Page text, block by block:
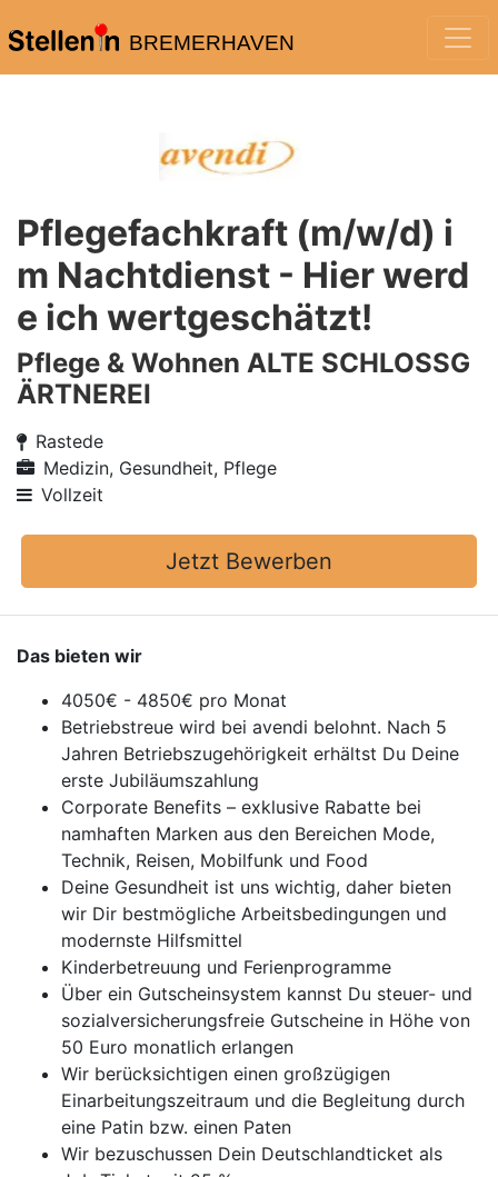
BREMERHAVEN
Pflegefachkraft (m/w/d) i
m Nachtdienst - Hier werd
e ich wertgeschätzt!
Pflege & Wohnen ALTE SCHLOSSG
ÄRTNEREI
Rastede
Medizin, Gesundheit, Pflege
Vollzeit
Jetzt Bewerben
Das bieten wir
4050€ - 4850€ pro Monat
Betriebstreue wird bei avendi belohnt. Nach 5
Jahren Betriebszugehörigkeit erhältst Du Deine
erste Jubiläumszahlung
Corporate Benefits – exklusive Rabatte bei
namhaften Marken aus den Bereichen Mode,
Technik, Reisen, Mobilfunk und Food
Deine Gesundheit ist uns wichtig, daher bieten
wir Dir bestmögliche Arbeitsbedingungen und
modernste Hilfsmittel
Kinderbetreuung und Ferienprogramme
Über ein Gutscheinsystem kannst Du steuer- und
sozialversicherungsfreie Gutscheine in Höhe von
50 Euro monatlich erlangen
Wir berücksichtigen einen großzügigen
Einarbeitungszeitraum und die Begleitung durch
eine Patin bzw. einen Paten
Wir bezuschussen Dein Deutschlandticket als